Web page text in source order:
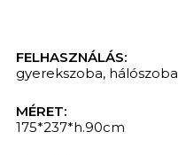
FELHASZNÁLÁS:
gyerekszoba, hálószoba
MÉRET:
175*237*h.90cm